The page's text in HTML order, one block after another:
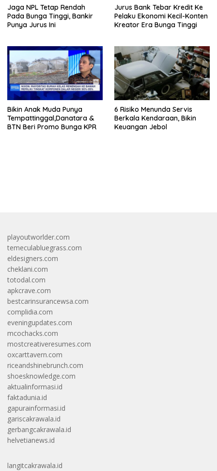
Jaga NPL Tetap Rendah
Pada Bunga Tinggi, Bankir
Punya Jurus Ini
Jurus Bank Tebar Kredit Ke
Pelaku Ekonomi Kecil-Konten
Kreator Era Bunga Tinggi
Bikin Anak Muda Punya
Tempattinggal,Danatara &
BTN Beri Promo Bunga KPR
6 Risiko Menunda Servis
Berkala Kendaraan, Bikin
Keuangan Jebol
playoutworlder.com
temeculabluegrass.com
eldesigners.com
cheklani.com
totodal.com
apkcrave.com
bestcarinsurancewsa.com
complidia.com
eveningupdates.com
mcochacks.com
mostcreativeresumes.com
oxcarttavern.com
riceandshinebrunch.com
shoesknowledge.com
aktualinformasi.id
faktadunia.id
gapurainformasi.id
gariscakrawala.id
gerbangcakrawala.id
helvetianews.id
langitcakrawala.id